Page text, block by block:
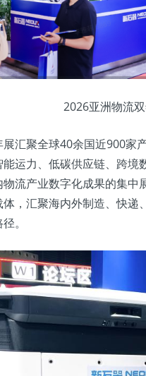
2026亚洲物流
汇聚全球40余国近900家
运力、低碳供应链、跨
流产业数字化成果的集
，汇聚海内外制造、快
。